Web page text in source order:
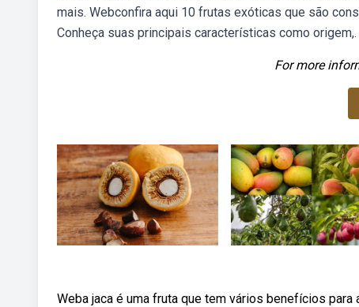
mais. Webconfira aqui 10 frutas exóticas que são
Conheça suas principais características como origem,.
For more
Weba jaca é uma fruta que tem vários benefícios